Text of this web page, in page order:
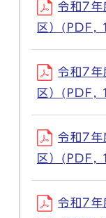
令和7年
区）(PDF,
令和7年
区）(PDF,
令和7年
区）(PDF,
令和7年